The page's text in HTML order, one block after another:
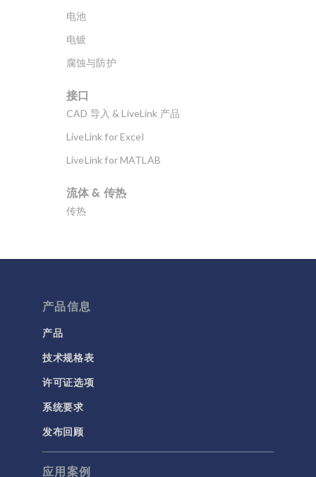
电池
电镀
腐蚀与防护
接口
CAD 导入 & LiveLink 产品
LiveLink for Excel
LiveLink for MATLAB
流体 & 传热
传热
多孔介质流动
流体流动颗粒跟踪
电磁学
RF 与微波工程
低频电磁学
半导体器件
带电粒子追踪
产品信息
产品
技术规格表
许可证选项
系统要求
发布回顾
应用案例